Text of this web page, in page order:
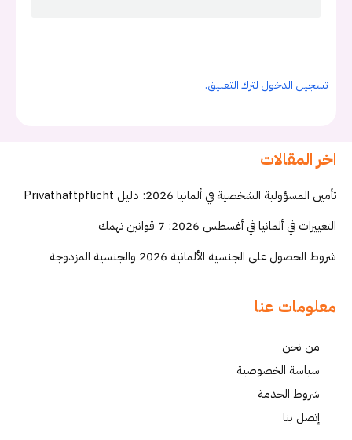
تسجيل الدخول لترك التعليق.
اخر المقالات
تأمين المسؤولية الشخصية في ألمانيا 2026: دليل Privathaftpflicht
التغييرات في ألمانيا في أغسطس 2026: 7 قوانين تهمك
شروط الحصول على الجنسية الألمانية 2026 والجنسية المزدوجة
معلومات عنا
من نحن
سياسة الخصوصية
شروط الخدمة
إتصل بنا